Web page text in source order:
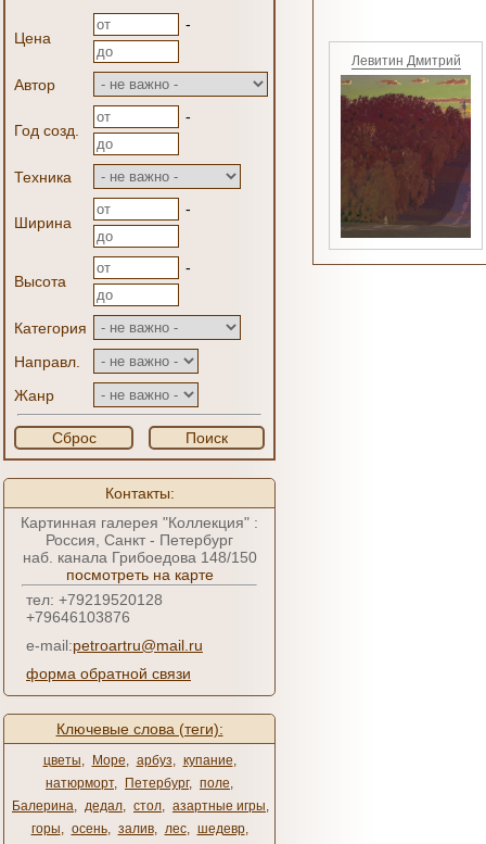
Цена
-
Автор
Год созд.
-
Техника
Ширина
-
Высота
-
Категория
Направл.
Жанр
Сброс Поиск
Контакты:
Картинная галерея "Коллекция" :
Россия, Санкт - Петербург
наб. канала Грибоедова 148/150
посмотреть на карте
тел: +79219520128
+79646103876
e-mail:petroartru@mail.ru
форма обратной связи
Ключевые слова (теги):
цветы, Море, арбуз, купание,
натюрморт, Петербург, поле,
Балерина, дедал, стол, азартные игры,
горы, осень, залив, лес, шедевр,
Левитин Дмитрий